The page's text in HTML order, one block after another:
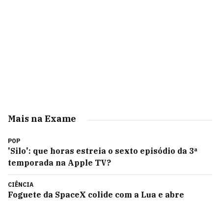
Mais na Exame
POP
'Silo': que horas estreia o sexto episódio da 3ª
temporada na Apple TV?
CIÊNCIA
Foguete da SpaceX colide com a Lua e abre